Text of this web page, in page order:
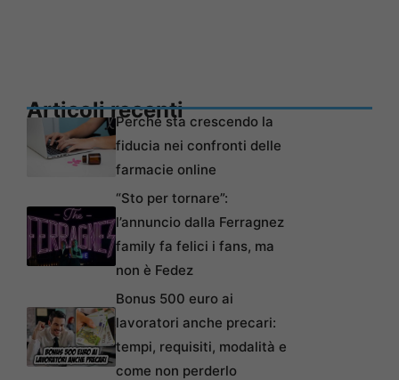
Articoli recentiPerché sta crescendo la
fiducia nei confronti delle
farmacie online
“Sto per tornare”:
l’annuncio dalla Ferragnez
family fa felici i fans, ma
non è Fedez
Bonus 500 euro ai
lavoratori anche precari:
tempi, requisiti, modalità e
come non perderlo